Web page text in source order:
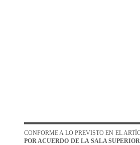
CONFORME A LO PREVISTO EN EL
POR ACUERDO DE LA SALA